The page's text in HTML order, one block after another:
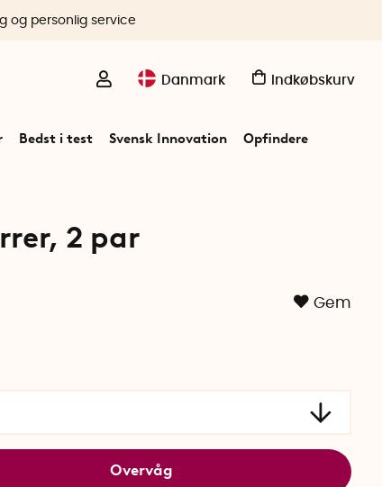
Danmark Indkøbskurv
Bedst i test Svensk Innovation Opfindere
og personlig service
2 par
Gem
Overvåg